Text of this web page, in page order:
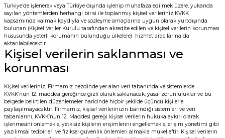
Türkiye’de işlenerek veya Türkiye dışında işlenip muhafaza edilmek üzere, yukarıda
sayılan yöntemlerden herhangi birisi ile toplanmış kişisel verileriniz KVKK
kapsamında kalmak kaydıyla ve sözleşme amaçlarına uygun olarak yurtdışında
bulunan (Kişisel Veriler Kurulu tarafından akredite edilen ve kişisel verilerin korunması
hususunda yeterli korumanın bulunduğu ülkelere) hizmet aracılarına da
aktarılabilecektir.
Kişisel verilerin saklanması ve
korunması
Kişisel verileriniz, Firmamız nezdinde yer alan veri tabanında ve sistemlerde
KVKK’nun 12. maddesi gereğince gizli olarak saklanacak; yasal zorunluluklar ve bu
belgede belirtilen düzenlemeler haricinde hiçbir şekilde üçüncü kişilerle
paylaşılmayacaktır. Firmamız, kişisel verilerinizin barındığı sistemleri ve veri
tabanlarını, KVKK’nun 12. Maddesi gereği kişisel verilerin hukuka aykırı olarak
işlenmesini önlemekle, yetkisiz kişilerin erişimlerini engellemekle, erişim yönetimi gibi
yazılımsal tedbirleri ve fiziksel güvenlik önlemleri almakla mükelleftir. Kişisel verilerin